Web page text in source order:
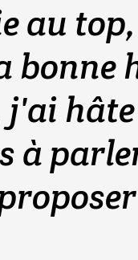
au
bonne
à